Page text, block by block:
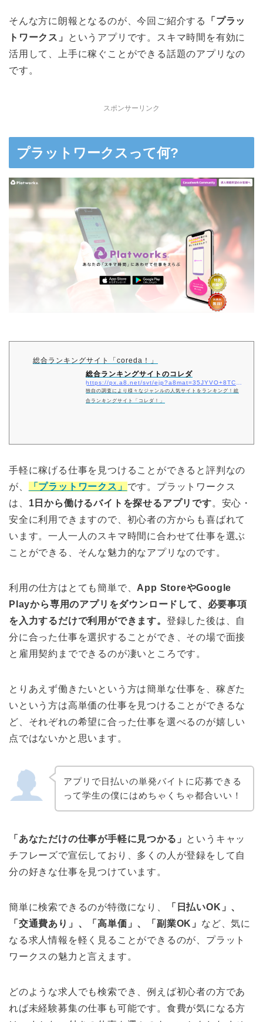
そんな方に朗報となるのが、今回ご紹介する
「プラッ
トワークス」
というアプリです。スキマ時間を有効に
活用して、上手に稼ぐことができる話題のアプリなの
です。
スポンサーリンク
プラットワークスって何?
総合ランキングサイト「coreda！」
総合ランキングサイトのコレダ
https://px.a8.net/svt/ejp?a8mat=35JYVO+8TC2ZE+4AK6+5YZ77
独自の調査により様々なジャンルの人気サイトをランキング！総
合ランキングサイト「コレダ！」
手軽に稼げる仕事を見つけることができると評判なの
が、
「プラットワークス」 です。プラットワークス
は、 1日から働けるバイトを探せるアプリです。安心・
安全に利用できますので、初心者の方からも喜ばれて
います。一人一人のスキマ時間に合わせて仕事を選ぶ
ことができる、そんな魅力的なアプリなのです。
利用の仕方はとても簡単で、App StoreやGoogle
Playから専用のアプリをダウンロードして、必要事項
を入力するだけで利用ができます。 登録した後は、自
分に合った仕事を選択することができ、その場で面接
と雇用契約までできるのが凄いところです。
とりあえず働きたいという方は簡単な仕事を、稼ぎた
いという方は高単価の仕事を見つけることができるな
ど、それぞれの希望に合った仕事を選べるのが嬉しい
点ではないかと思います。
アプリで日払いの単発バイトに応募できる
って学生の僕にはめちゃくちゃ都合いい！
「あなただけの仕事が手軽に見つかる」 というキャッ
チフレーズで宣伝しており、多くの人が登録をして自
分の好きな仕事を見つけています。
簡単に検索できるのが特徴になり、
「日払いOK」、
「交通費あり」、「高単価」、「副業OK」 など、気に
なる求人情報を軽く見ることができるのが、プラット
ワークスの魅力と言えます。
どのような求人でも検索でき、例えば初心者の方であ
れば未経験募集の仕事も可能です。食費が気になる方